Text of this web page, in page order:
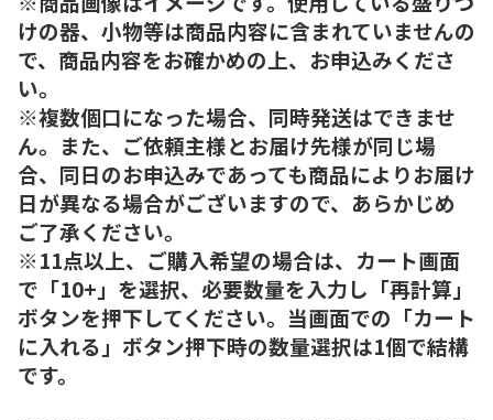
けの器、小物等は商品内容に含まれていませんの
で、商品内容をお確かめの上、お申込みくださ
い。
※複数個口になった場合、同時発送はできませ
ん。また、ご依頼主様とお届け先様が同じ場
合、同日のお申込みであっても商品によりお届け
日が異なる場合がございますので、あらかじめ
ご了承ください。
※11点以上、ご購入希望の場合は、カート画面
で「10+」を選択、必要数量を入力し「再計算」
ボタンを押下してください。当画面での「カート
に入れる」ボタン押下時の数量選択は1個で結構
です。